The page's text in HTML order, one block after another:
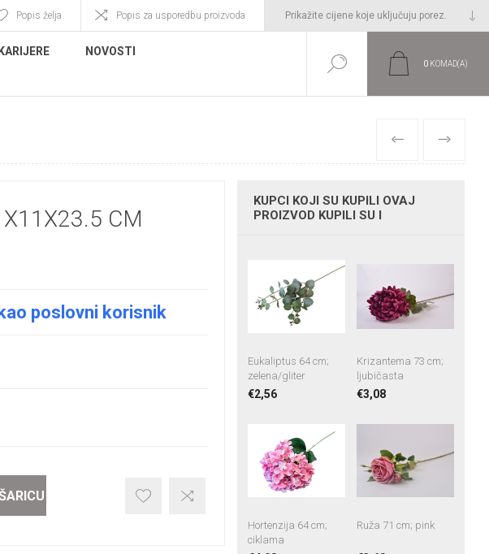
Popis želja Popis za usporedbu proizvoda
KARIJERE
NOVOSTI
0 KOMAD(A)
PRETHODNI
SLIJEDEĆI
CM
poslovni korisnik
KUPCI KOJI SU KUPILI OVAJ
PROIZVOD KUPILI SU I
Eukaliptus 64 cm;
zelena/gliter
€2,56
Krizantema 73 cm;
ljubičasta
€3,08
Hortenzija 64 cm;
ciklama
Ruža 71 cm; pink